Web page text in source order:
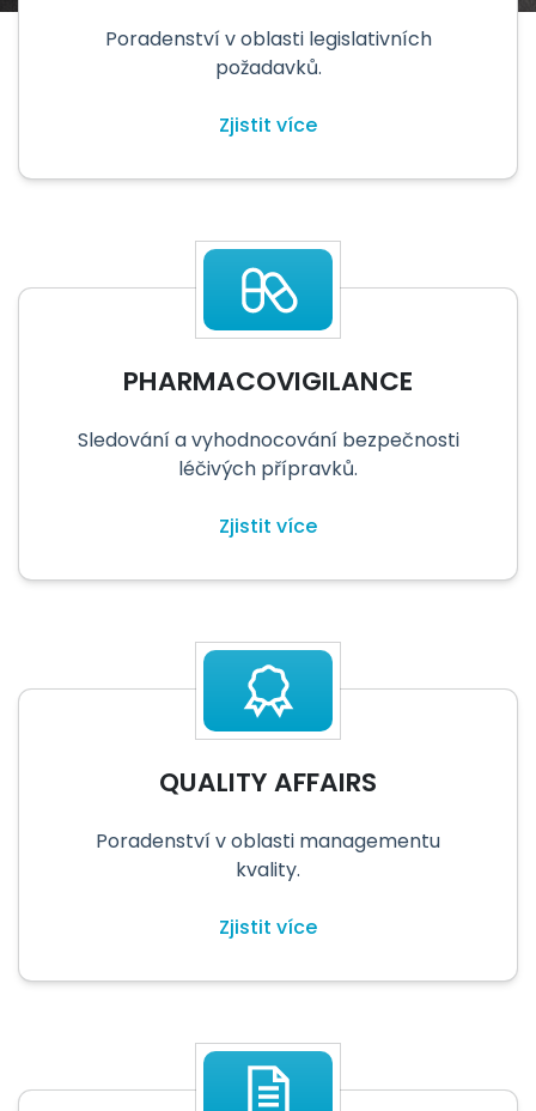
Poradenství v oblasti legislativních
požadavků.
Zjistit více
PHARMACOVIGILANCE
Sledování a vyhodnocování bezpečnosti
léčivých přípravků.
Zjistit více
QUALITY AFFAIRS
Poradenství v oblasti managementu
kvality.
Zjistit více